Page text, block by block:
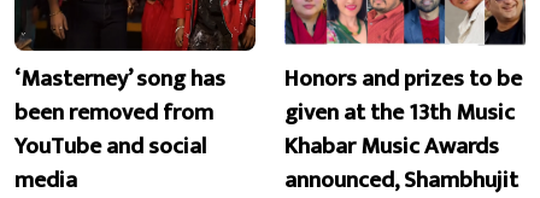
‘Masterney’ song has
been removed from
YouTube and social
media
Honors and prizes to be
given at the 13th Music
Khabar Music Awards
announced, Shambhujit